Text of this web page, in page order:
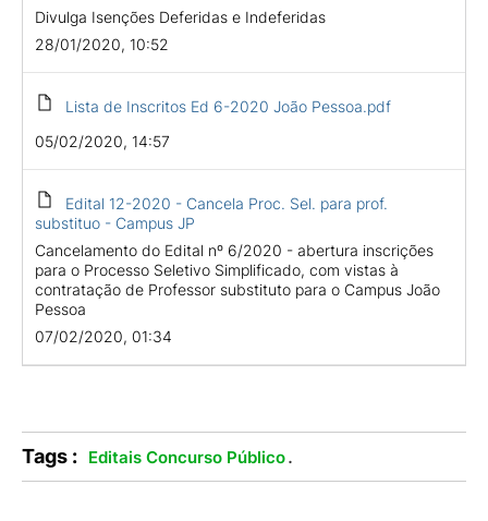
Divulga Isenções Deferidas e Indeferidas
28/01/2020, 10:52
Lista de Inscritos Ed 6-2020 João Pessoa.pdf
05/02/2020, 14:57
Edital 12-2020 - Cancela Proc. Sel. para prof.
substituo - Campus JP
Cancelamento do Edital nº 6/2020 - abertura inscrições
para o Processo Seletivo Simplificado, com vistas à
contratação de Professor substituto para o Campus João
Pessoa
07/02/2020, 01:34
Tags : Editais Concurso Público.